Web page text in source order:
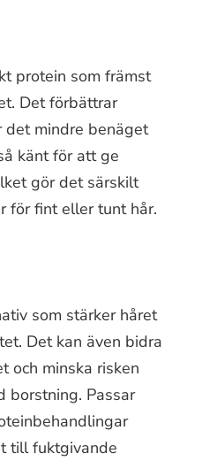
protein som främst
Det förbättrar
det mindre benäget
känt för att ge
gör det särskilt
för fint eller tunt hår.
som stärker håret
Det kan även bidra
och minska risken
borstning. Passar
till fuktgivande